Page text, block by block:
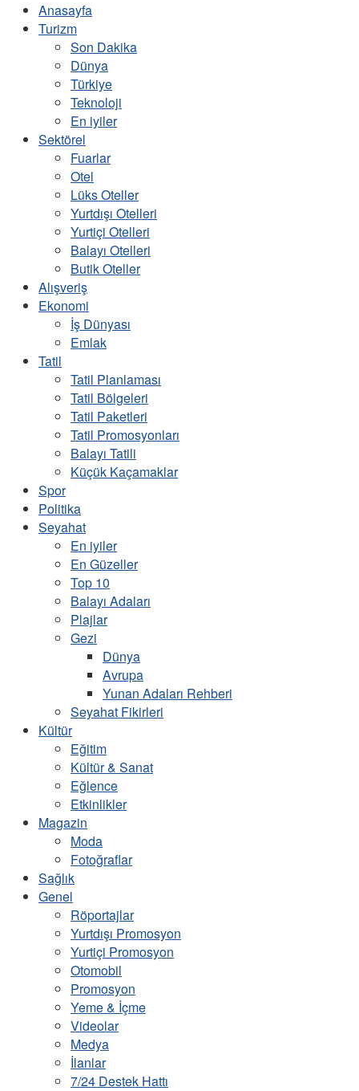
Anasayfa
Turizm
Son Dakika
Dünya
Türkiye
Teknoloji
En iyiler
Sektörel
Fuarlar
Otel
Lüks Oteller
Yurtdışı Otelleri
Yurtiçi Otelleri
Balayı Otelleri
Butik Oteller
Alışveriş
Ekonomi
İş Dünyası
Emlak
Tatil
Tatil Planlaması
Tatil Bölgeleri
Tatil Paketleri
Tatil Promosyonları
Balayı Tatili
Küçük Kaçamaklar
Spor
Politika
Seyahat
En iyiler
En Güzeller
Top 10
Balayı Adaları
Plajlar
Gezi
Dünya
Avrupa
Yunan Adaları Rehberi
Seyahat Fikirleri
Kültür
Eğitim
Kültür & Sanat
Eğlence
Etkinlikler
Magazin
Moda
Fotoğraflar
Sağlık
Genel
Röportajlar
Yurtdışı Promosyon
Yurtiçi Promosyon
Otomobil
Promosyon
Yeme & İçme
Videolar
Medya
İlanlar
7/24 Destek Hattı